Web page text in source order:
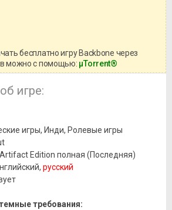
бесплатно игру Backbone через
можно с помощью: μTorrent®
игре:
игры, Инди, Ролевые игры
Artifact Edition полная (Последняя)
русский
требования: